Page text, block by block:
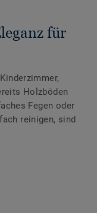
für
Holzböden
Fegen oder
reinigen, sind